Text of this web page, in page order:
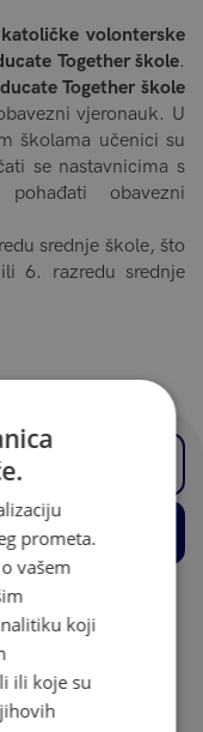
katoličke volonterske
Together škole.
Together škole
vjeronauk. U
školama učenici su
se nastavnicima s
obavezni
srednje škole, što
6. razredu srednje
po hrvatskom
sustavu
te čini jedinstvenu
prometa.
vašem
koji
ili koje su